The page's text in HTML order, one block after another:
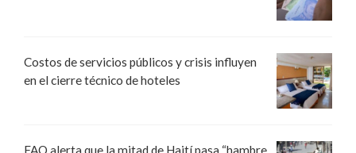
Costos de servicios públicos y crisis influyen
en el cierre técnico de hoteles
FAO alerta que la mitad de Haití pasa “hambre